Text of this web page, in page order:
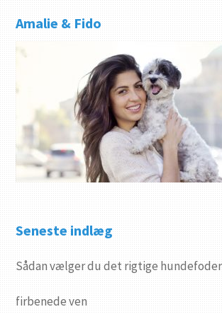
Amalie & Fido
Seneste indlæg
Sådan vælger du det rigtige
firbenede ven